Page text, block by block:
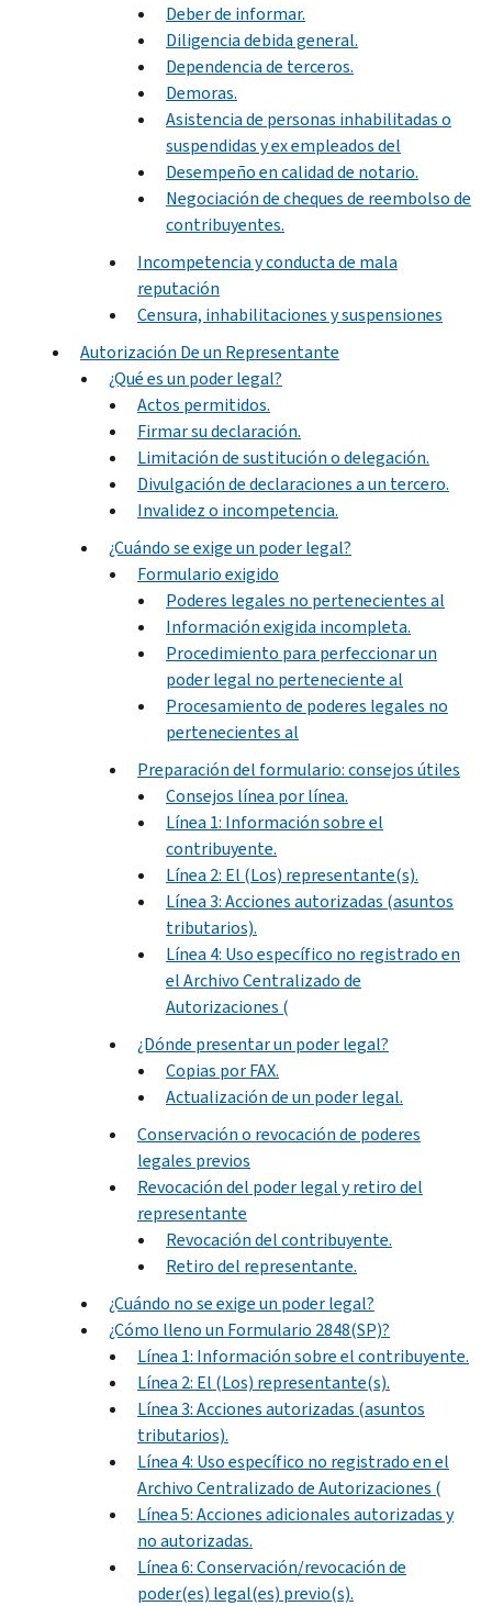
Deber de informar.
Diligencia debida general.
Dependencia de terceros.
Demoras.
Asistencia de personas inhabilitadas o
suspendidas y ex empleados del
Desempeño en calidad de notario.
Negociación de cheques de reembolso de
contribuyentes.
Incompetencia y conducta de mala
reputación
Censura, inhabilitaciones y suspensiones
Autorización De un Representante
¿Qué es un poder legal?
Actos permitidos.
Firmar su declaración.
Limitación de sustitución o delegación.
Divulgación de declaraciones a un tercero.
Invalidez o incompetencia.
¿Cuándo se exige un poder legal?
Formulario exigido
Poderes legales no pertenecientes al
Información exigida incompleta.
Procedimiento para perfeccionar un
poder legal no perteneciente al
Procesamiento de poderes legales no
pertenecientes al
Preparación del formulario: consejos útiles
Consejos línea por línea.
Línea 1: Información sobre el
contribuyente.
Línea 2: El (Los) representante(s).
Línea 3: Acciones autorizadas (asuntos
tributarios).
Línea 4: Uso específico no registrado en
el Archivo Centralizado de
Autorizaciones (
¿Dónde presentar un poder legal?
Copias por FAX.
Actualización de un poder legal.
Conservación o revocación de poderes
legales previos
Revocación del poder legal y retiro del
representante
Revocación del contribuyente.
Retiro del representante.
¿Cuándo no se exige un poder legal?
¿Cómo lleno un Formulario 2848(SP)?
Línea 1: Información sobre el contribuyente.
Línea 2: El (Los) representante(s).
Línea 3: Acciones autorizadas (asuntos
tributarios).
Línea 4: Uso específico no registrado en el
Archivo Centralizado de Autorizaciones (
Línea 5: Acciones adicionales autorizadas y
no autorizadas.
Línea 6: Conservación/revocación de
poder(es) legal(es) previo(s).